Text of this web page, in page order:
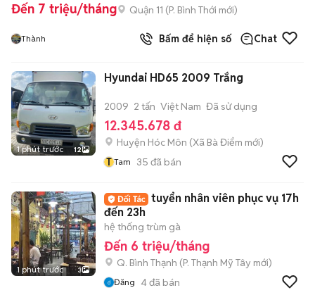
Đến 7 triệu/tháng Quận 11 (P. Bình Thới mới)
Thành Bấm để hiện số Chat
1 phút trước 12
Hyundai HD65 2009 Trắng
2009 2 tấn Việt Nam Đã sử dụng
12.345.678 đ
Huyện Hóc Môn (Xã Bà Điểm mới)
T Tam 35 đã bán
1 phút trước 3
tuyển nhân viên phục vụ 17h
đến 23h
hệ thống trùm gà
Đến 6 triệu/tháng
Q. Bình Thạnh (P. Thạnh Mỹ Tây mới)
Đăng 4đã bán